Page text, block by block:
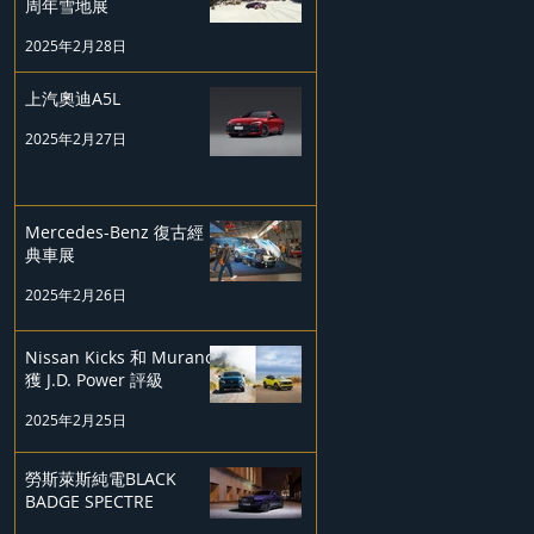
周年雪地展
2025年2月28日
上汽奧迪A5L
2025年2月27日
Mercedes-Benz 復古經
典車展
2025年2月26日
Nissan Kicks 和 Murano
獲 J.D. Power 評級
2025年2月25日
勞斯萊斯純電BLACK
BADGE SPECTRE